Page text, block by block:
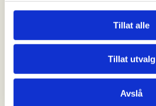
Tillat alle
Tillat utvalg
Avslå
Mer informasjon
Oppmøtested